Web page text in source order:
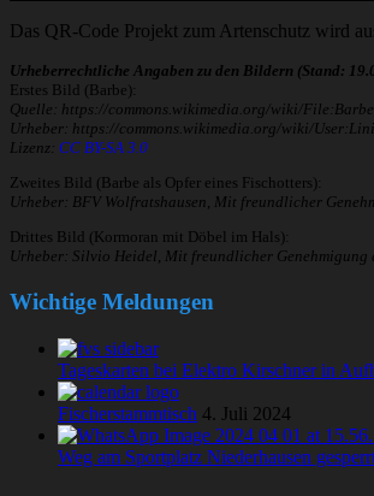
Das QR-Code Projekt zum Artenschutz wird
Urheberrechtliche Angaben zu den Bildern (Stand:
Erstes Bild (Barbe):
Quelle: https://commons.wikimedia.org/wiki/
Urheber: https://commons.wikimedia.org/wiki/
Lizenz: CC BY-SA 3.0
Zweites Bild (Barbe als Opfer eines Fischotters):
Urheber: BFV Wolfratshausen, Mit freundlicher
Drittes Bild (Kormoran mit Döbel im Hals):
Urheber: Silvio Heidel, Mit freundlicher Genehmigung
Wichtige Meldungen
Tageskarten bei Elektro Kirschner in
Fischerstammtisch 4. Juli 2024
Weg am Sportplatz Niederhausen